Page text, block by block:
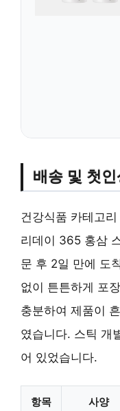
배송 및 첫인
건강식품 카테고
리데이 365 홍삼
문 후 2일 만에 도
없이 튼튼하게 포
충분하여 제품이
였습니다. 스틱 개
어 있었습니다.
항목 사양